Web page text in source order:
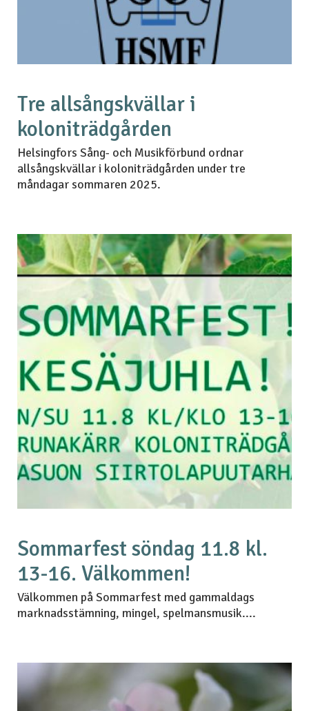
Tre allsångskvällar i
koloniträdgården
Helsingfors Sång- och Musikförbund ordnar
allsångskvällar i koloniträdgården under tre
måndagar sommaren 2025.
Sommarfest söndag 11.8 kl.
13-16. Välkommen!
Välkommen på Sommarfest med gammaldags
marknadsstämning, mingel, spelmansmusik....